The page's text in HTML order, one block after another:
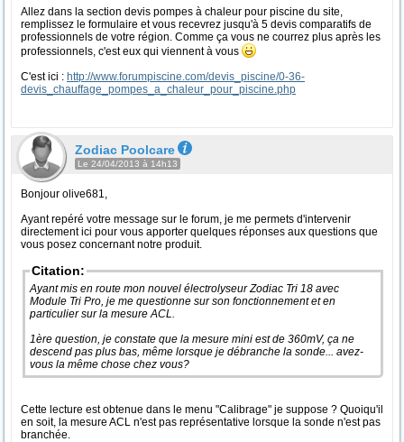
Allez dans la section devis pompes à chaleur pour piscine du site,
remplissez le formulaire et vous recevrez jusqu'à 5 devis comparatifs de
professionnels de votre région. Comme ça vous ne courrez plus après les
professionnels, c'est eux qui viennent à vous
C'est ici : http://www.forumpiscine.com/devis_piscine/0-36-
devis_chauffage_pompes_a_chaleur_pour_piscine.php
Zodiac Poolcare
Le 24/04/2013 à 14h13
Bonjour olive681,
Ayant repéré votre message sur le forum, je me permets d'intervenir
directement ici pour vous apporter quelques réponses aux questions que
vous posez concernant notre produit.
Citation:
Ayant mis en route mon nouvel électrolyseur Zodiac Tri 18 avec
Module Tri Pro, je me questionne sur son fonctionnement et en
particulier sur la mesure ACL.
1ère question, je constate que la mesure mini est de 360mV, ça ne
descend pas plus bas, même lorsque je débranche la sonde... avez-
vous la même chose chez vous?
Cette lecture est obtenue dans le menu "Calibrage" je suppose ? Quoiqu'il
en soit, la mesure ACL n'est pas représentative lorsque la sonde n'est pas
branchée.